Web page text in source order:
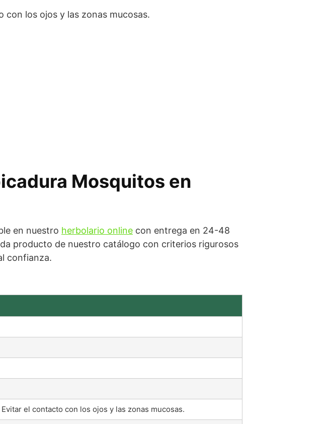
con los ojos y las zonas mucosas.
Mosquitos en
en nuestro herbolario online con entrega en 24-48
producto de nuestro catálogo con criterios rigurosos
confianza.
el contacto con los ojos y las zonas mucosas.